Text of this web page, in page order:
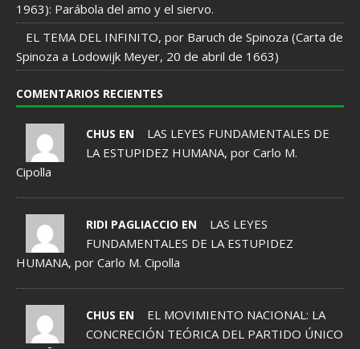
1963): Parábola del amo y el siervo.
EL TEMA DEL INFINITO, por Baruch de Spinoza (Carta de
Spinoza a Lodowijk Meyer, 20 de abril de 1663)
COMENTARIOS RECIENTES
CHUS EN
LAS LEYES FUNDAMENTALES DE
LA ESTUPIDEZ HUMANA, por Carlo M.
Cipolla
RIDI PAGLIACCIO EN
LAS LEYES
FUNDAMENTALES DE LA ESTUPIDEZ
HUMANA, por Carlo M. Cipolla
CHUS EN
EL MOVIMIENTO NACIONAL: LA
CONCRECIÓN TEÓRICA DEL PARTIDO ÚNICO